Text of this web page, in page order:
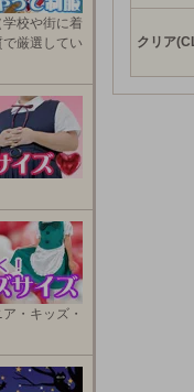
クリア
校や街に着
厳選してい
・キッズ・